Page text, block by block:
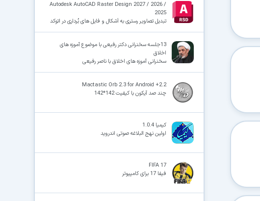
Autodesk AutoCAD Raster Design 2027 / 2026 /
2025
تبدیل تصاویر رستری به اَشکال و فایل های بُرداری در اتوکد
13جلسه سخنرانی دکتر رفیعی با موضوع آموزه های
اخلاق
سخنرانی آموزه های اخلاق با ناصر رفیعی
Mactastic Orb 2.3 for Android +2.2
چند صد آیکون با کیفیت 142*142
کیمیا 1.0.4
اولین نهج البلاغه صوتی اندروید
FIFA 17
فیفا 17 برای کامپیوتر